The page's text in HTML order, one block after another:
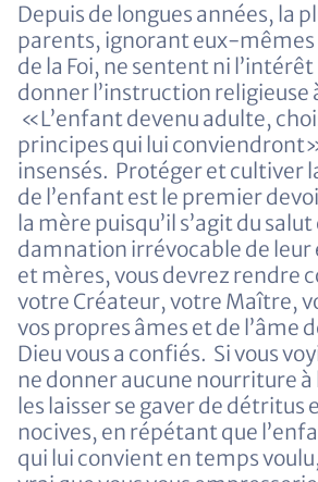
Depuis de longues années, la
parents, ignorant eux-
de la Foi, ne sentent ni
donner l’instruction religieuse
«L’enfant devenu adulte,
principes qui lui
insensés. Protéger et cultiver
de l’enfant est le premier
la mère puisqu’il s’agit du
damnation irrévocable de
et mères, vous devrez rendre
votre Créateur, votre Maître,
vos propres âmes et de l’âme
Dieu vous a confiés. Si vous
ne donner aucune nourriture
les laisser se gaver de détritus
nocives, en répétant que
qui lui convient en temps